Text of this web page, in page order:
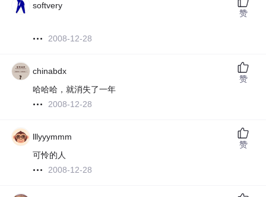
softvery
2008-12-28
赞
chinabdx
哈哈哈，就消失了一年
2008-12-28
赞
lllyyymmm
可怜的人
2008-12-28
赞